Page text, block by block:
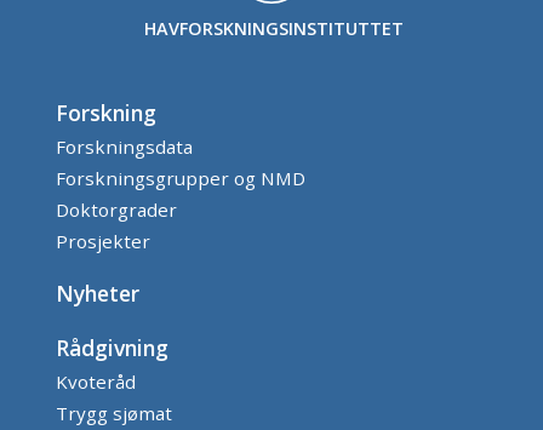
HAVFORSKNINGSINSTITUTTET
Forskning
Forskningsdata
Forskningsgrupper og NMD
Doktorgrader
Prosjekter
Nyheter
Rådgivning
Kvoteråd
Trygg sjømat